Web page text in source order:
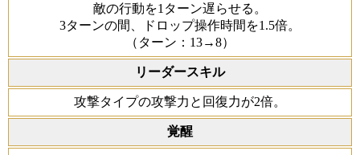
敵の行動を1ターン遅らせる。
3ターンの間、ドロップ操作時間を1.5倍。
（ターン：13→8）
リーダースキル
攻撃タイプの攻撃力と回復力が2倍。
覚醒